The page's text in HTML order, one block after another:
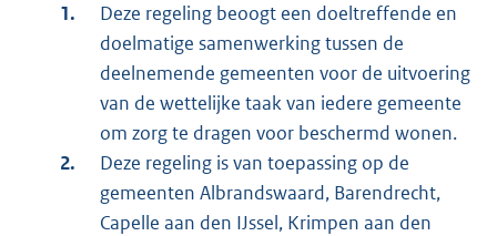
Deze regeling beoogt een doeltreffende en
doelmatige samenwerking tussen de
deelnemende gemeenten voor de uitvoering
van de wettelijke taak van iedere gemeente
om zorg te dragen voor beschermd wonen.
Deze regeling is van toepassing op de
gemeenten Albrandswaard, Barendrecht,
Capelle aan den IJssel, Krimpen aan den